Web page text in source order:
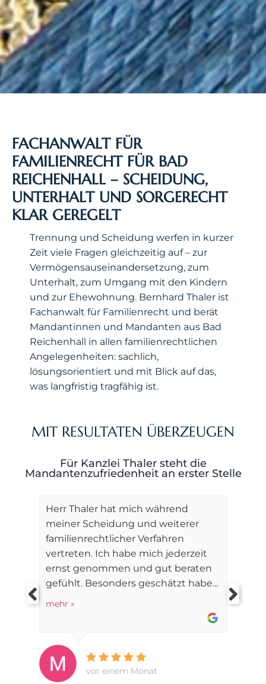
FACHANWALT FÜR
FAMILIENRECHT FÜR BAD
REICHENHALL – SCHEIDUNG,
UNTERHALT UND SORGERECHT
KLAR GEREGELT
Trennung und Scheidung werfen in kurzer
Zeit viele Fragen gleichzeitig auf – zur
Vermögensauseinandersetzung, zum
Unterhalt, zum Umgang mit den Kindern
und zur Ehewohnung. Bernhard Thaler ist
Fachanwalt für Familienrecht und berät
Mandantinnen und Mandanten aus Bad
Reichenhall in allen familienrechtlichen
Angelegenheiten: sachlich,
lösungsorientiert und mit Blick auf das,
was langfristig tragfähig ist.
MIT RESULTATEN ÜBERZEUGEN
Für Kanzlei Thaler steht die
Mandantenzufriedenheit an erster Stelle
Herr Thaler hat mich während
meiner Scheidung und weiterer
familienrechtlicher Verfahren
vertreten. Ich habe mich jederzeit
ernst genommen und gut beraten
gefühlt. Besonders geschätzt habe...
mehr »
vor einem Monat